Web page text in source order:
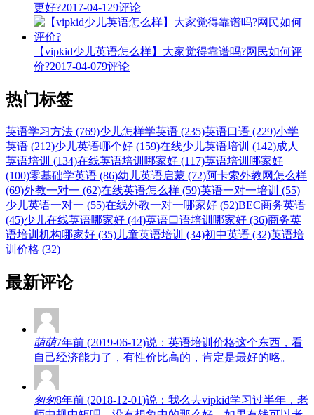
更好?2017-04-129评论
【vipkid少儿英语怎么样】大家觉得靠谱吗?网民如何评
价?2017-04-079评论
热门标签
英语学习方法 (769)少儿怎样学英语 (235)英语口语 (229)小学
英语 (212)少儿英语哪个好 (159)在线少儿英语培训 (142)成人
英语培训 (134)在线英语培训哪家好 (117)英语培训哪家好
(100)零基础学英语 (86)幼儿英语启蒙 (72)阿卡索外教网怎么样
(69)外教一对一 (62)在线英语怎么样 (59)英语一对一培训 (55)
少儿英语一对一 (55)在线外教一对一哪家好 (52)BEC商务英语
(45)少儿在线英语哪家好 (44)英语口语培训哪家好 (36)商务英
语培训机构哪家好 (35) 儿童英语培训 (34)初中英语 (32)英语培
训价格 (32)
最新评论
萌萌7年前 (2019-06-12)说：英语培训价格这个东西，看
自己经济能力了，有性价比高的，肯定是最好的咯。
匆匆8年前 (2018-12-01)说：我么去vipkid学习过半年，老